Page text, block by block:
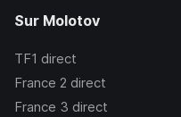
Sur Molotov
TF1 direct
France 2 direct
France 3 direct